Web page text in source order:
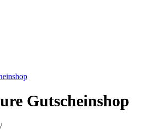
Gutscheinshop